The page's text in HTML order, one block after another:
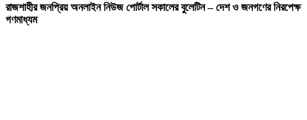
রাজশাহীর জনপ্রিয় অনলাইন নিউজ পোর্টাল সকালের বুলেটিন – দেশ ও জনগণের নিরপেক্ষ
গণমাধ্যম